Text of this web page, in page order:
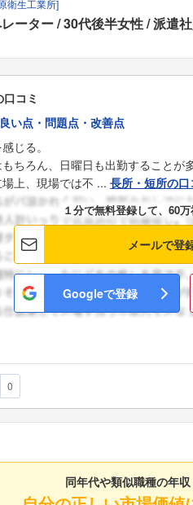
衛生工業所]
ーター 30代後半女性 派遣
コミ
い点・問題点・改善点
じる。
ちろん、日曜日も出勤することが
上、現場では不 ... 長所・短所の
１分で無料登録して、60
メールで登
Googleで登録
0
同年代や類似職種の年